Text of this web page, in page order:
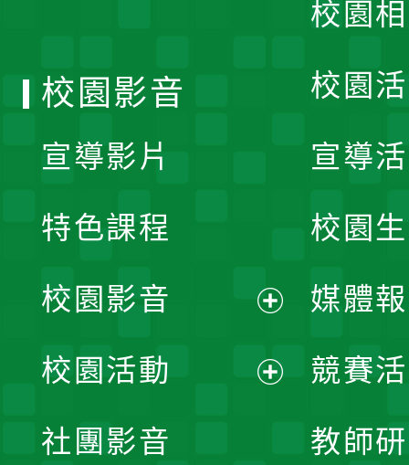
校園
校園
宣導
校園
媒體
競賽
教師
校園影音
宣導影片
特色課程
校園影音
開
校園活動
社團影音